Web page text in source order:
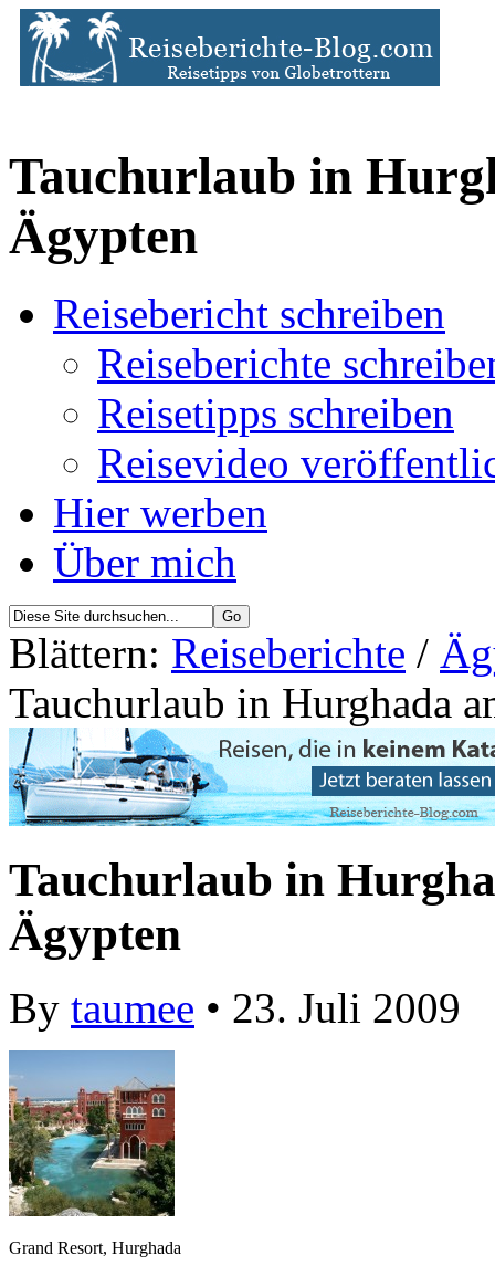
Tauchurlaub in
Ägypten
Reisebericht schreiben
Reiseberichte
Reisetipps schreiben
Reisevideo
Hier werben
Über mich
Blättern: Reiseberichte /
Tauchurlaub in Hurghada
Tauchurlaub in
Ägypten
By taumee • 23. Juli 2009
Grand Resort, Hurghada